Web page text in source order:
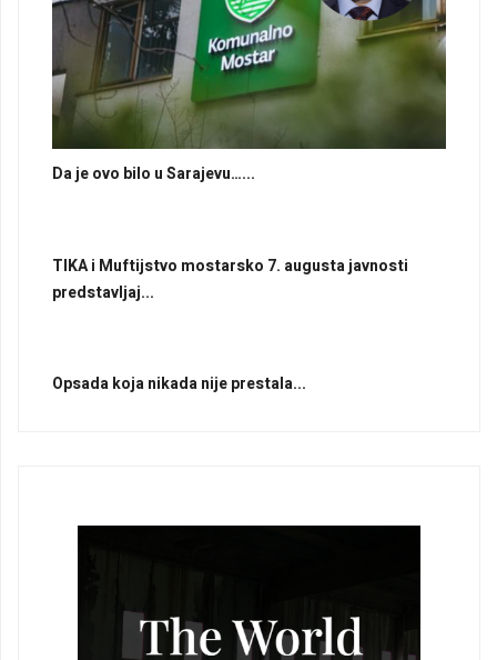
Da je ovo bilo u Sarajevu…...
TIKA i Muftijstvo mostarsko 7. augusta javnosti
predstavljaj...
Opsada koja nikada nije prestala...